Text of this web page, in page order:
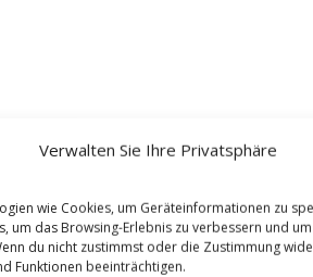
Verwalten Sie Ihre Privatsphäre
wie Cookies, um Geräteinformationen zu
um das Browsing-Erlebnis zu verbessern und
du nicht zustimmst oder die Zustimmung
Funktionen beeinträchtigen.